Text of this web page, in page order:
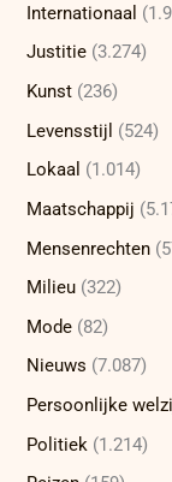
Internationaal
Justitie (3.274)
Kunst (236)
Levensstijl (524)
Lokaal (1.014)
Maatschappij
Mensenrechten
Milieu (322)
Mode (82)
Nieuws (7.087)
Persoonlijke
Politiek (1.214)